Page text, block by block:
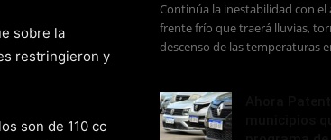
sobre la
restringieron y
son de 110 cc
Continúa la inestabilidad con el
frente frío que traerá lluvias,
descenso de las temperaturas